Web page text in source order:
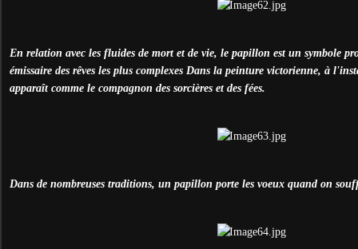
En relation avec les fluides de mort et de vie, le papillon est un symbole
émissaire des rêves les plus complexes Dans la peinture victorienne, à
apparaît comme le compagnon des sorcières et des fées.
Dans de nombreuses traditions, un papillon porte les voeux quand on